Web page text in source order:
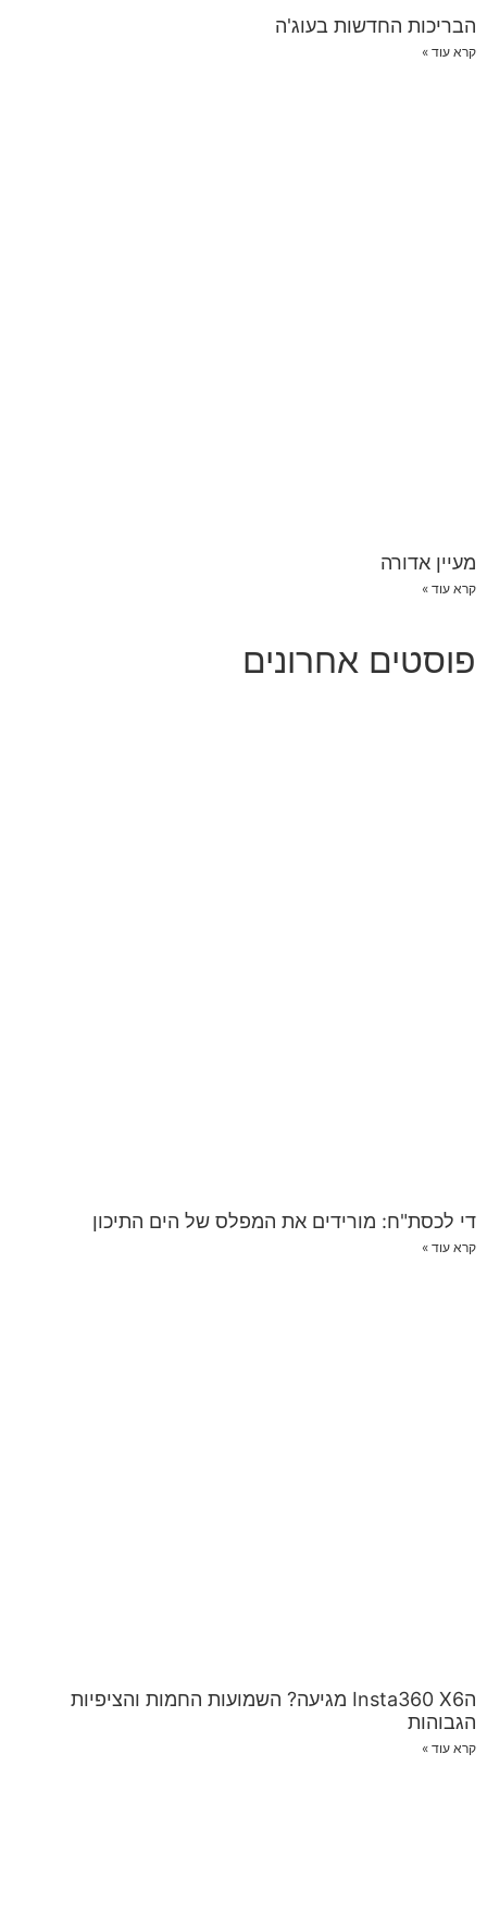
הבריכות החדשות בעוג'ה
קרא עוד »
מעיין אדורה
קרא עוד »
פוסטים אחרונים
די לכסת"ח: מורידים את המפלס של הים התיכון
קרא עוד »
הInsta360 X6 מגיעה? השמועות החמות והציפיות
הגבוהות
קרא עוד »